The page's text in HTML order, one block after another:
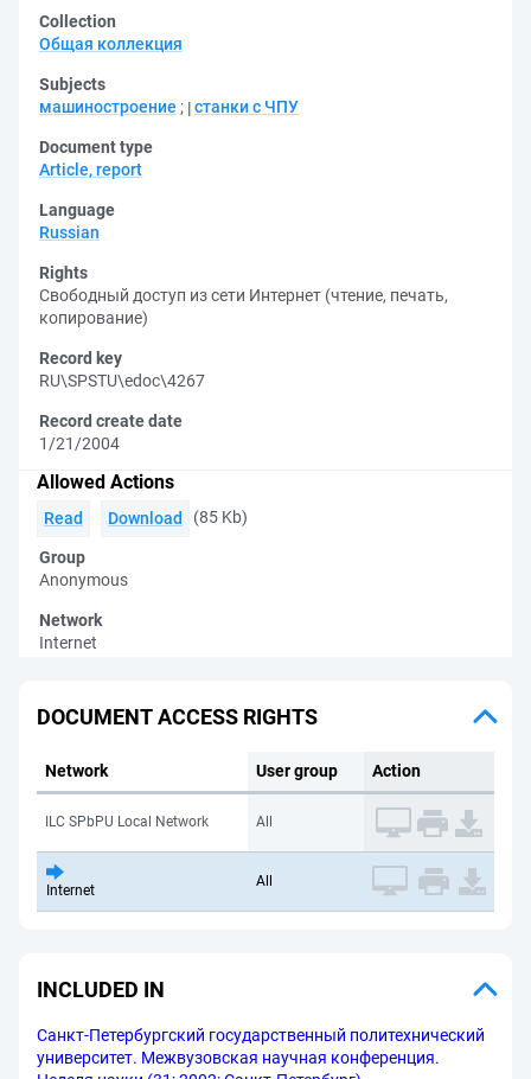
Collection
Общая коллекция
Subjects
машиностроение ; станки с ЧПУ
Document type
Article, report
Language
Russian
Rights
Свободный доступ из сети Интернет (чтение, печать,
копирование)
Record key
RU\SPSTU\edoc\4267
Record create date
1/21/2004
Allowed Actions
Read Download (85 Kb)
Group
Anonymous
Network
Internet
DOCUMENT ACCESS RIGHTS
Network User group Action
ILC SPbPU Local Network All
Internet
All
INCLUDED IN
Санкт-Петербургский государственный политехнический
университет. Межвузовская научная конференция.